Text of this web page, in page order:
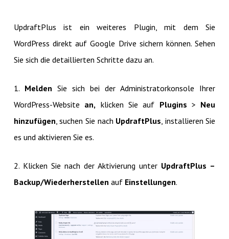
UpdraftPlus ist ein weiteres Plugin, mit dem Sie
WordPress direkt auf Google Drive sichern können. Sehen
Sie sich die detaillierten Schritte dazu an.
1. Melden Sie sich bei der Administratorkonsole Ihrer
WordPress-Website an, klicken Sie auf Plugins > Neu
hinzufügen , suchen Sie nach UpdraftPlus , installieren Sie
es und aktivieren Sie es.
2. Klicken Sie nach der Aktivierung unter UpdraftPlus –
Backup/Wiederherstellen auf Einstellungen.